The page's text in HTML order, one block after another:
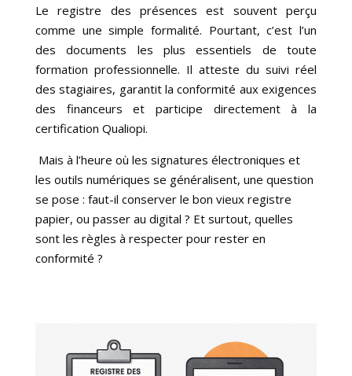
Le registre des présences est souvent perçu
comme une simple formalité. Pourtant, c’est l’un
des documents les plus essentiels de toute
formation professionnelle. Il atteste du suivi réel
des stagiaires, garantit la conformité aux exigences
des financeurs et participe directement à la
certification Qualiopi.
Mais à l’heure où les signatures électroniques et
les outils numériques se généralisent, une question
se pose : faut-il conserver le bon vieux registre
papier, ou passer au digital ? Et surtout, quelles
sont les règles à respecter pour rester en
conformité ?